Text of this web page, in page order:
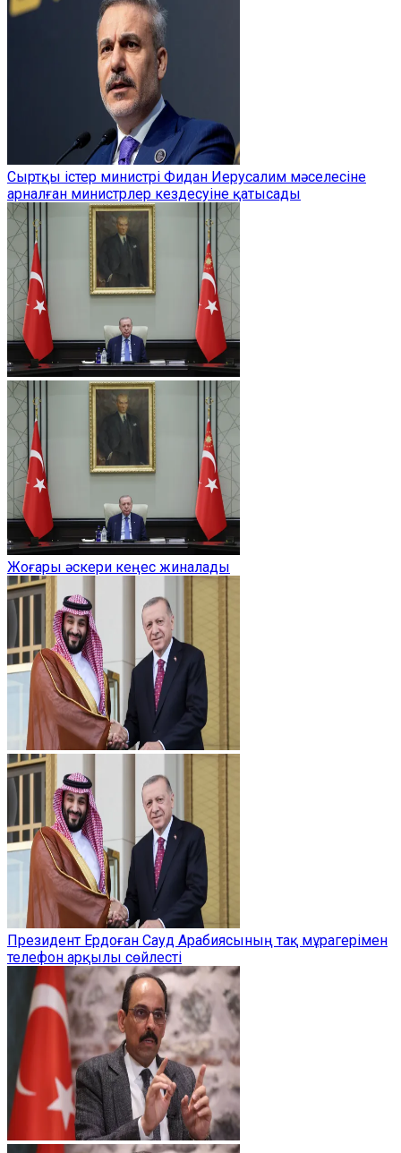
Сыртқы істер министрі Фидан Иерусалим мәселесіне
арналған министрлер кездесуіне қатысады
Жоғары әскери кеңес жиналады
Президент Ердоған Сауд Арабиясының тақ мұрагерімен
телефон арқылы сөйлесті